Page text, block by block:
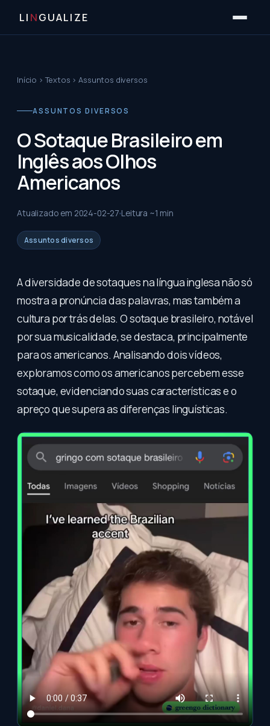
LI NGUALIZE
Início ›Textos ›Assuntos diversos
ASSUNTOS DIVERSOS
O Sotaque Brasileiro em
Inglês aos Olhos
Americanos
Atualizado em 2024-02-27 Leitura ~1 min
Assuntos diversos
A diversidade de sotaques na língua inglesa não só
mostra a pronúncia das palavras, mas também a
cultura por trás delas. O sotaque brasileiro, notável
por sua musicalidade, se destaca, principalmente
para os americanos. Analisando dois vídeos,
exploramos como os americanos percebem esse
sotaque, evidenciando suas características e o
apreço que supera as diferenças linguísticas.